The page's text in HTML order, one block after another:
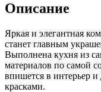
Описание
Яркая и элегантная
станет главным
Выполнена кухня из
материалов по самой
впишется в интерьер
красками.